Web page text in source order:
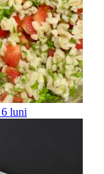
6 luni